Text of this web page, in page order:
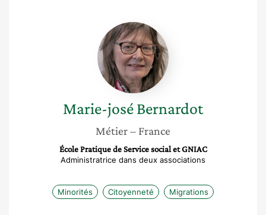
Marie-
josé
Bernardot
Marie-joséBernardot
Métier– France
École Pratique de Service social et GNIAC
Administratrice dans deux associations
Minorités Citoyenneté Migrations